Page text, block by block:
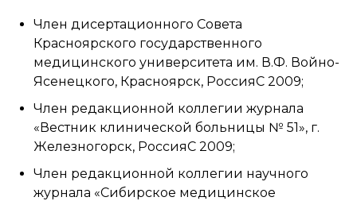
Член дисертационного Совета
Красноярского государственного
медицинского университета им. В.Ф. Войно-
Ясенецкого, Красноярск, РоссияС 2009;
Член редакционной коллегии журнала
«Вестник клинической больницы № 51», г.
Железногорск, РоссияС 2009;
Член редакционной коллегии научного
журнала «Сибирское медицинское